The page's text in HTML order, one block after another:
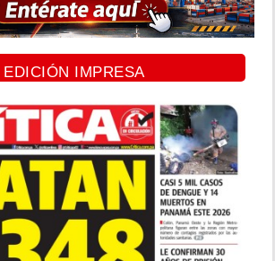
EDICIÓN IMPRESA